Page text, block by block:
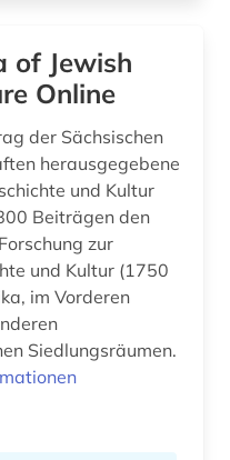
of Jewish
Online
der Sächsischen
herausgegebene
und Kultur
Beiträgen den
zur
und Kultur (1750
im Vorderen
Siedlungsräumen.